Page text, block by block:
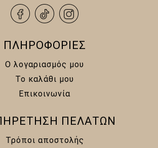
ΠΛΗΡΟΦΟΡΙΕΣ
Ο λογαριασμός μου
Το καλάθι μου
Επικοινωνία
ΠΕΛΑΤΩΝ
Τρόποι αποστολής